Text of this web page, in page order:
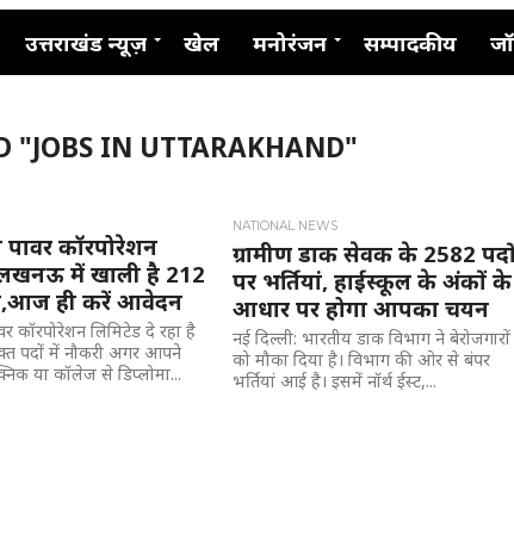
उत्तराखंड न्यूज़ खेल मनोरंजन सम्पादकीय
"JOBS IN UTTARAKHAND"
पावर कॉरपोरेशन
में खाली है 212
ही करें आवेदन
कॉरपोरेशन लिमिटेड दे रहा है
पदों में नौकरी अगर आपने
या कॉलेज से डिप्लोमा...
NATIONAL NEWS
ग्रामीण डाक सेवक के 2582
पर भर्तियां, हाईस्कूल के अंकों के
आधार पर होगा आपका चयन
नई दिल्ली: भारतीय डाक विभाग ने बेरोजगारों
को मौका दिया है। विभाग की ओर से बंपर
भर्तियां आई है। इसमें नॉर्थ ईस्ट,...